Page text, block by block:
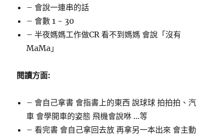
– 會說一連串的話
– 會數 1 ~ 30
– 半夜媽媽工作做CR 看不到媽媽 會說「沒有
MaMa」
閱讀方面:
– 會自己拿書 會指書上的東西 說球球 拍拍拍、汽
車 會學開車的姿態 飛機會說咻 …等
– 看完書 會自己拿回去放 再拿另一本出來 會主動